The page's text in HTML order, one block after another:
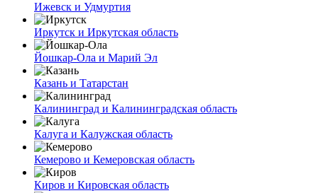
Ижевск и Удмуртия
Иркутск и Иркутская область
Йошкар-Ола и Марий Эл
Казань и Татарстан
Калининград и Калининградская область
Калуга и Калужская область
Кемерово и Кемеровская область
Киров и Кировская область